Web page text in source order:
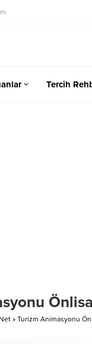
Tercih
» Turizm Animasyonu